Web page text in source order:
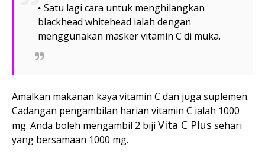
Satu lagi cara untuk menghilangkan
blackhead whitehead ialah dengan
menggunakan masker vitamin C di muka.
Amalkan makanan kaya vitamin C dan juga suplemen.
Cadangan pengambilan harian vitamin C ialah 1000
mg. Anda boleh mengambil 2 biji Vita C Plus sehari
yang bersamaan 1000 mg.